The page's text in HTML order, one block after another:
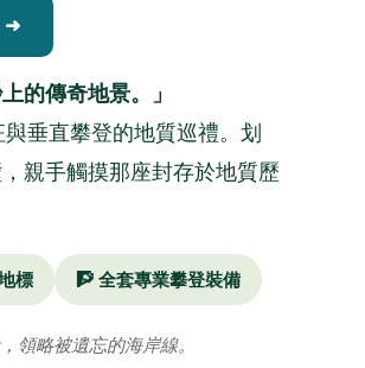
➜
的傳奇地景。」
垂直攀登的地質巡禮。划
親手觸摸那座封存於地質歷
標 🧗 全套專業攀登裝備
領略被遺忘的海岸線。